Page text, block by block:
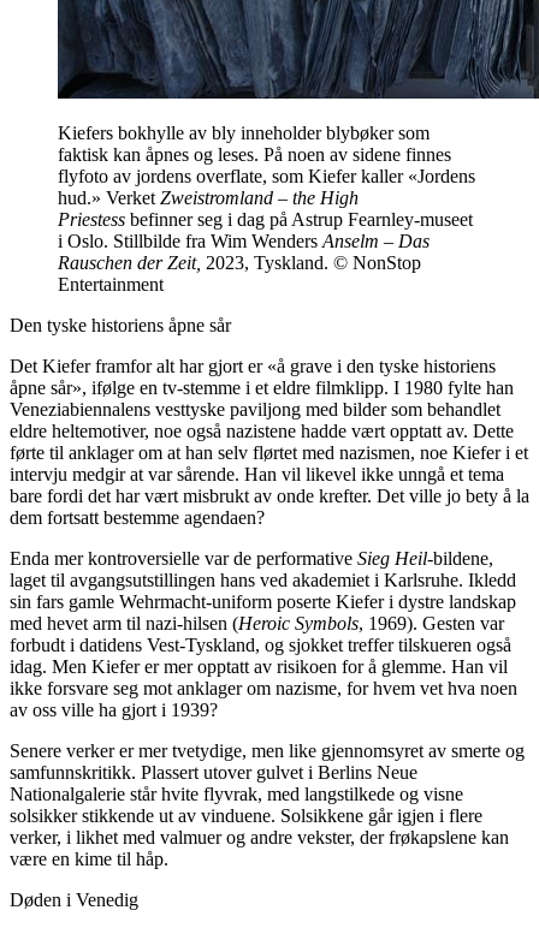
Kiefers bokhylle av bly inneholder blybøker som
faktisk kan åpnes og leses. På noen av sidene finnes
flyfoto av jordens overflate, som Kiefer kaller «Jordens
hud.» Verket Zweistromland – the High
Priestess befinner seg i dag på Astrup Fearnley-museet
i Oslo. Stillbilde fra Wim Wenders Anselm – Das
Rauschen der Zeit, 2023, Tyskland. © NonStop
Entertainment
Den tyske historiens åpne sår
Det Kiefer framfor alt har gjort er «å grave i den tyske historiens
åpne sår», ifølge en tv-stemme i et eldre filmklipp. I 1980 fylte han
Veneziabiennalens vesttyske paviljong med bilder som behandlet
eldre heltemotiver, noe også nazistene hadde vært opptatt av. Dette
førte til anklager om at han selv flørtet med nazismen, noe Kiefer i et
intervju medgir at var sårende. Han vil likevel ikke unngå et tema
bare fordi det har vært misbrukt av onde krefter. Det ville jo bety å la
dem fortsatt bestemme agendaen?
Enda mer kontroversielle var de performative Sieg Heil-bildene,
laget til avgangsutstillingen hans ved akademiet i Karlsruhe. Ikledd
sin fars gamle Wehrmacht-uniform poserte Kiefer i dystre landskap
med hevet arm til nazi-hilsen (Heroic Symbols, 1969). Gesten var
forbudt i datidens Vest-Tyskland, og sjokket treffer tilskueren også
idag. Men Kiefer er mer opptatt av risikoen for å glemme. Han vil
ikke forsvare seg mot anklager om nazisme, for hvem vet hva noen
av oss ville ha gjort i 1939?
Senere verker er mer tvetydige, men like gjennomsyret av smerte og
samfunnskritikk. Plassert utover gulvet i Berlins Neue
Nationalgalerie står hvite flyvrak, med langstilkede og visne
solsikker stikkende ut av vinduene. Solsikkene går igjen i flere
verker, i likhet med valmuer og andre vekster, der frøkapslene kan
være en kime til håp.
Døden i Venedig